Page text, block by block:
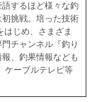
するほど様々な釣
挑戦。培った技術
じめ、さまざま
チャンネル『釣り
、釣果情報なども
ケーブルテレビ等